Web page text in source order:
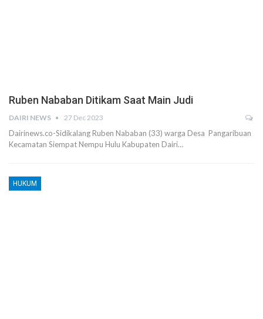
Ruben Nababan Ditikam Saat Main Judi
DAIRI NEWS 27 Dec 2023
Dairinews.co-Sidikalang Ruben Nababan (33) warga Desa Pangaribuan
Kecamatan Siempat Nempu Hulu Kabupaten Dairi…
HUKUM